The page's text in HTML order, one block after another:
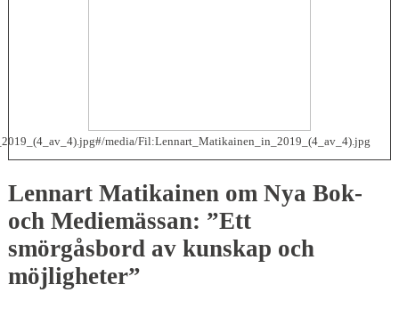
media/Fil:Lennart_Matikainen_in_2019_(4_av_4).jpg
Lennart Matikainen om Nya Bok-
och Mediemässan: ”Ett
smörgåsbord av kunskap och
möjligheter”